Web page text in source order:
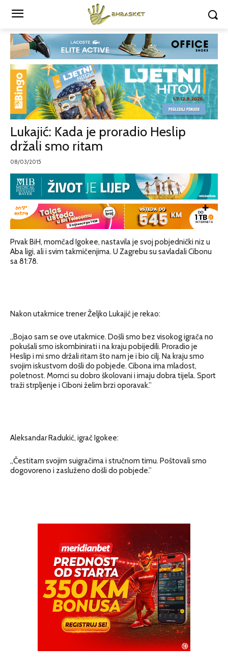
Lukajić: Kada je proradio Heslip
držali smo ritam
08/03/2015
Prvak BiH, momčad Igokee, nastavila je svoj pobjednički niz u
Aba ligi, ali i svim takmičenjima. U Zagrebu su savladali Cibonu
sa 81:78.
Nakon utakmice trener Željko Lukajić je rekao:
„Bojao sam se ove utakmice. Došli smo bez visokog igrača no
pokušali smo iskombinirati i na kraju pobijedili. Proradio je
Heslip i mi smo držali ritam što nam je i bio cilj. Na kraju smo
svojim iskustvom došli do pobjede. Cibona ima mladost,
poletnost. Momci su dobro školovani i imaju dobra tijela. Sport
traži strpljenje i Ciboni želim brzi oporavak.”
Aleksandar Radukić, igrač Igokee:
„Čestitam svojim suigračima i stručnom timu. Poštovali smo
dogovoreno i zasluženo došli do pobjede.”